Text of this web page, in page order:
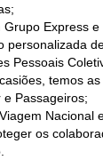
Grupo Express
personalizada
Pessoais
temos as
e Passageiros;
Nacional
os